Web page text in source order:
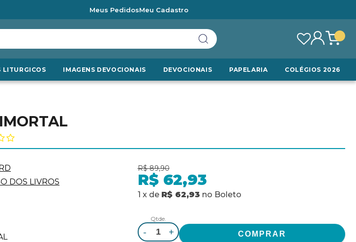
Meus PedidosMeu Cadastro
LITURGICOS IMAGENS DEVOCIONAIS DEVOCIONAIS PAPELARIA COLÉGIOS 2026
DOS LIVROS
R$ 89,90
R$ 62,93
1 x de R$ 62,93 no Boleto
Qtde.
- +